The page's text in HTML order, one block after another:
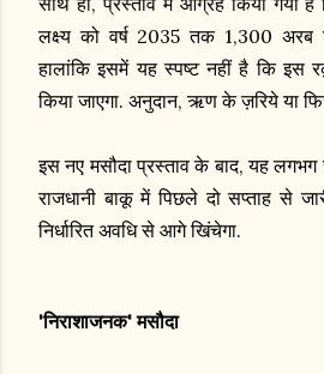
लक्ष्य को वर्ष 2035 तक 1,300 अरब
हालांकि इसमें यह स्पष्ट नहीं है कि इस
किया जाएगा. अनुदान, ऋण के ज़रिये या
इस नए मसौदा प्रस्ताव के बाद, यह
राजधानी बाकू में पिछले दो सप्ताह से
निर्धारित अवधि से आगे खिंचेगा.
'निराशाजनक' मसौदा